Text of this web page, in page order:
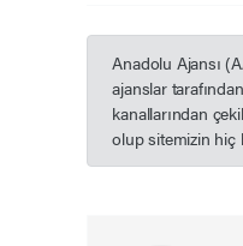
Anadolu Ajansı
ajanslar
kanallarından
olup sitemizin hiç